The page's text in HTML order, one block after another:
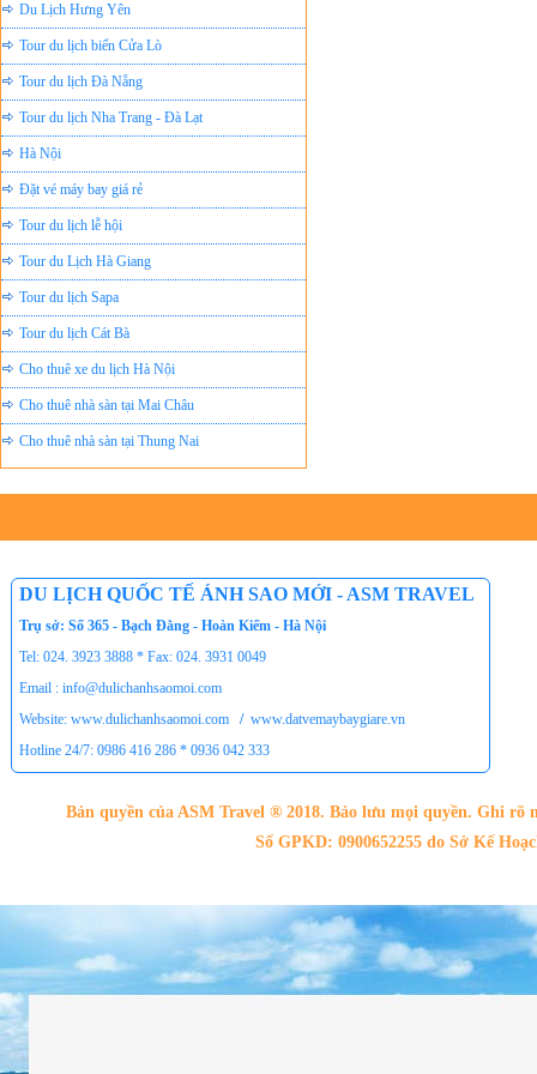
Tour du lịch biển Cửa Lò
Tour du lịch Đà Nẵng
Đặt vé máy bay giá rẻ
Tour du lịch lễ hội
Nhà sàn tại Đảo Dừa Thung Nai
Tour du lịch Phú Quốc
Tour du lịch Côn Đảo
DU LỊCH QUỐC TẾ ÁNH SAO MỚI - ASM TRAVEL
Trụ sở: Số 365 - Bạch Đằng - Hoàn Kiếm - Hà Nội
Tel: 024. 3923 3888 * Fax: 024. 3931 0049
Email : info@dulichanhsaomoi.com
Website: www.dulichanhsaomoi.com
/ www.datvemaybaygiare.vn
Hotline 24/7: 0986 416 286 * 0936 042 333
Bản quyền của ASM Travel ® 2018. Bảo lưu mọi quyền. Ghi
Số GPKD: 0900652255 do Sở Kế